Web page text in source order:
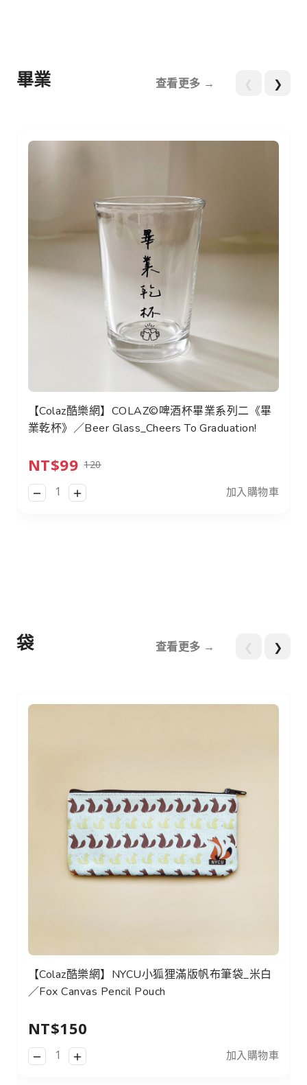
畢業 查看更多 → ❯
【Colaz酷樂網】COLAZ©啤酒杯畢業系列二《畢
業乾杯》／Beer Glass_Cheers To Graduation!
NT$99 120
加入購物車
袋 查看更多 → ❯
【Colaz酷樂網】NYCU小狐狸滿版帆布筆袋_米白
／Fox Canvas Pencil Pouch
NT$150
加入購物車